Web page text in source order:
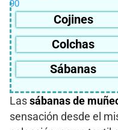
Cojines
Colchas
Sábanas
Las sábanas de
sensación desde el